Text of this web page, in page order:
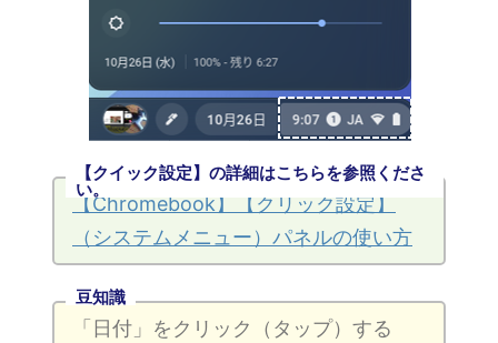
【クイック設定】の詳細はこちらを参照くださ
い。
【Chromebook】【クリック設定】
（システムメニュー）パネルの使い方
豆知識
「日付」をクリック（タップ）する